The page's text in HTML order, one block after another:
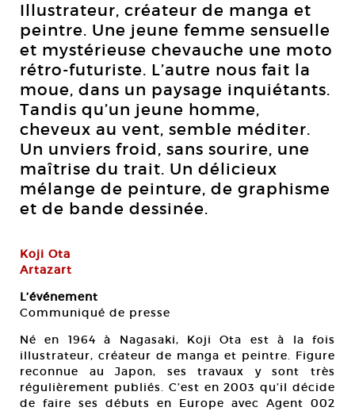
Illustrateur, créateur de manga et
peintre. Une jeune femme sensuelle
et mystérieuse chevauche une moto
rétro-futuriste. L’autre nous fait la
moue, dans un paysage inquiétants.
Tandis qu’un jeune homme,
cheveux au vent, semble méditer.
Un unviers froid, sans sourire, une
maîtrise du trait. Un délicieux
mélange de peinture, de graphisme
et de bande dessinée.
Koji Ota
Artazart
L’événement
Communiqué de presse
Né en 1964 à Nagasaki, Koji Ota est à la fois
illustrateur, créateur de manga et peintre. Figure
reconnue au Japon, ses travaux y sont très
régulièrement publiés. C’est en 2003 qu’il décide
de faire ses débuts en Europe avec Agent 002